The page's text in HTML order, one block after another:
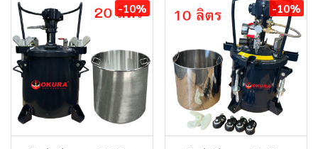
-10% -10%